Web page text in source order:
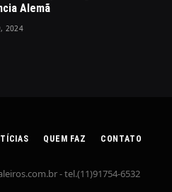
Alemã
2024
QUEM FAZ CONTATO
- tel.(11)91754-6532